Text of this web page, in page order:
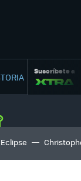
Suscríbete a
Eclipse